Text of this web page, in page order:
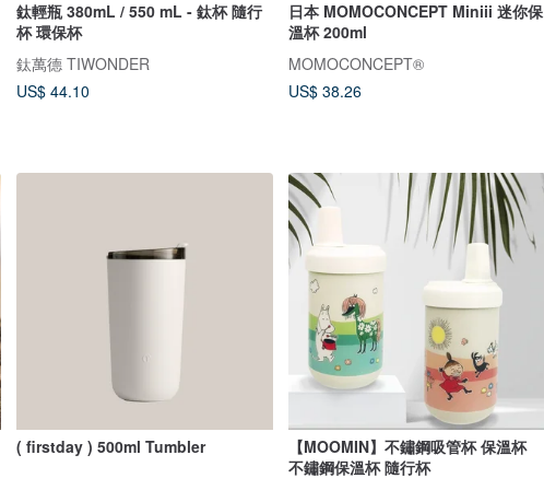
鈦輕瓶 380mL / 550 mL - 鈦杯 隨行
杯 環保杯
鈦萬德 TIWONDER
US$ 44.10
日本 MOMOCONCEPT Miniii 迷你保
溫杯 200ml
MOMOCONCEPT®
US$ 38.26
( firstday ) 500ml Tumbler
【MOOMIN】不鏽鋼吸管杯 保溫杯
不鏽鋼保溫杯 隨行杯